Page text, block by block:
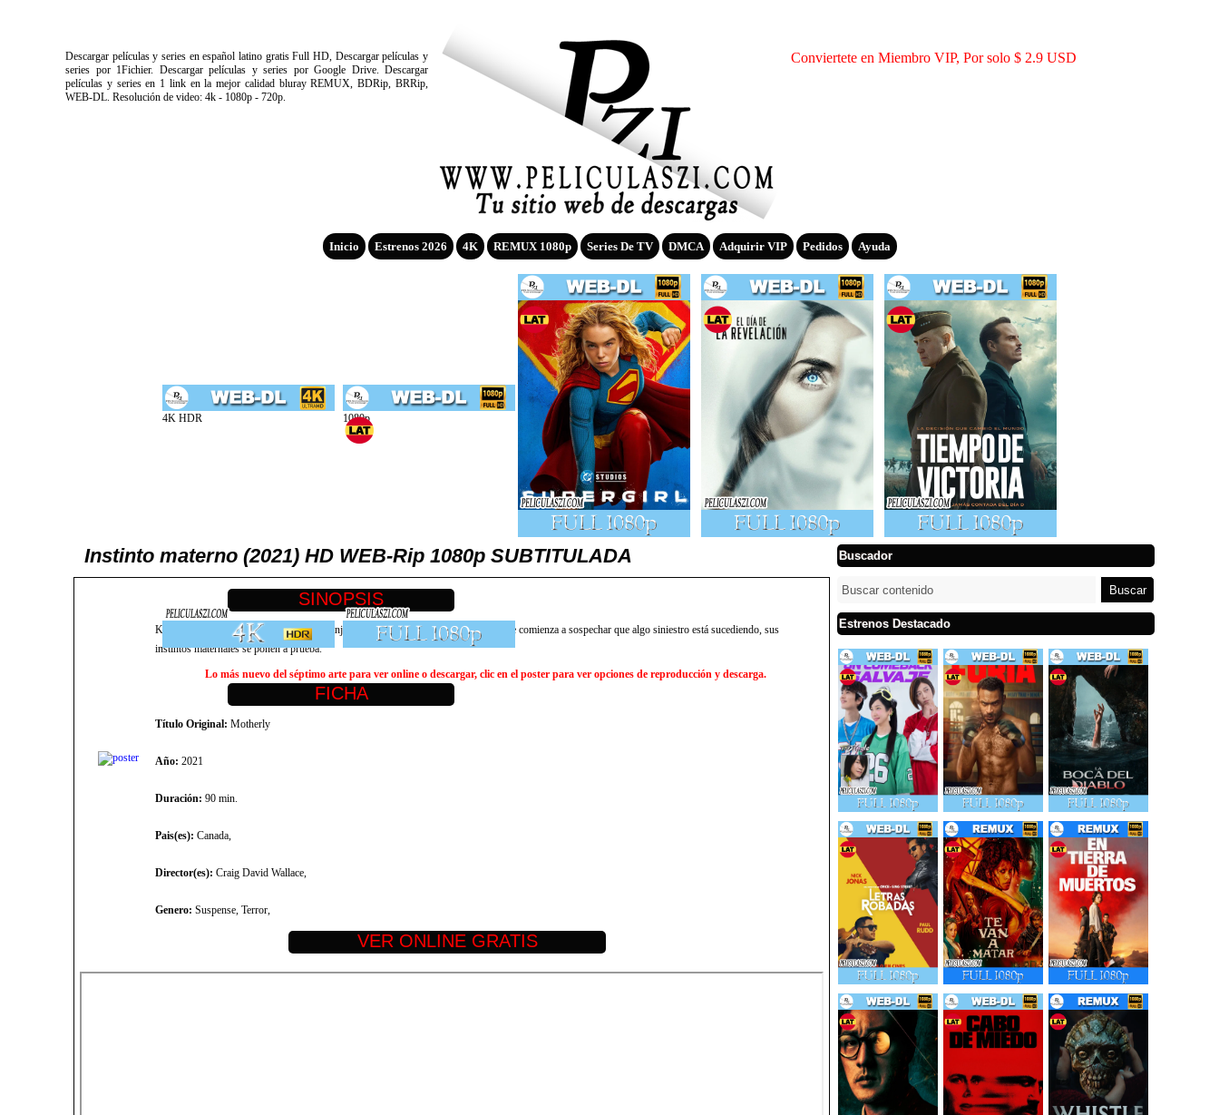
Descargar películas y series en español latino gratis Full HD, Descargar películas y
series por 1Fichier. Descargar películas y series por Google Drive. Descargar
películas y series en 1 link en la mejor calidad bluray REMUX, BDRip, BRRip,
WEB-DL. Resolución de video: 4k - 1080p - 720p.
Conviertete en Miembro VIP, Por solo $ 2.9 USD
Inicio Estrenos 2026 4K REMUX 1080p Series De TV DMCA Adquirir VIP Pedidos Ayuda
Instinto materno (2021) HD WEB-Rip 1080p SUBTITULADA
Kate y su hija Beth viven solas en una granja aislada en el bosque, pero cuando Kate comienza a sospechar que algo siniestro está sucediendo, sus
instintos maternales se ponen a prueba.
Lo más nuevo del séptimo arte para ver online o descargar, clic en el poster para ver opciones de reproducción y descarga.
Título Original: Motherly
Año: 2021
Duración: 90 min.
Pais(es): Canada,
Director(es): Craig David Wallace,
Genero: Suspense, Terror,
Buscador
Estrenos Destacado